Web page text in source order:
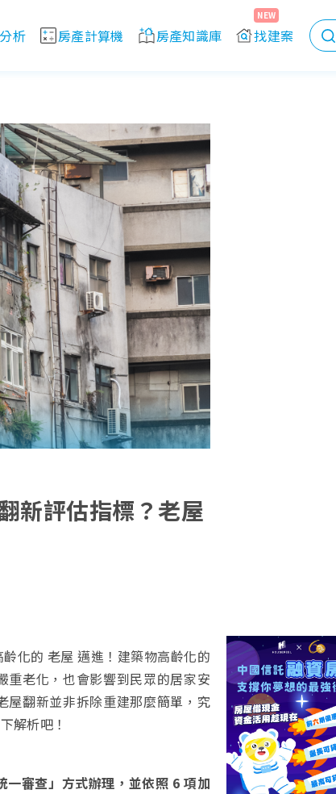
析 房產計算機 房產知識庫 找建案
NEW
新評估指標？老屋
化的 老屋 邁進！建築物高齡化的
重老化，也會影響到民眾的居家安
屋翻新並非拆除重建那麼簡單，究
解析吧！
審查」方式辦理，並依照 6 項加